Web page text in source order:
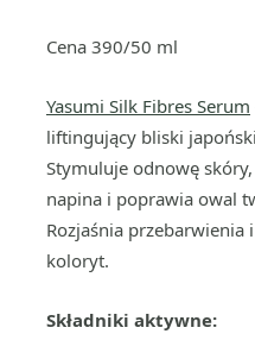
Cena 390/50 ml
Yasumi Silk Fibres Serum
liftingujący bliski
Stymuluje odnowę
napina i poprawia owal
Rozjaśnia
koloryt.
Składniki aktywne: